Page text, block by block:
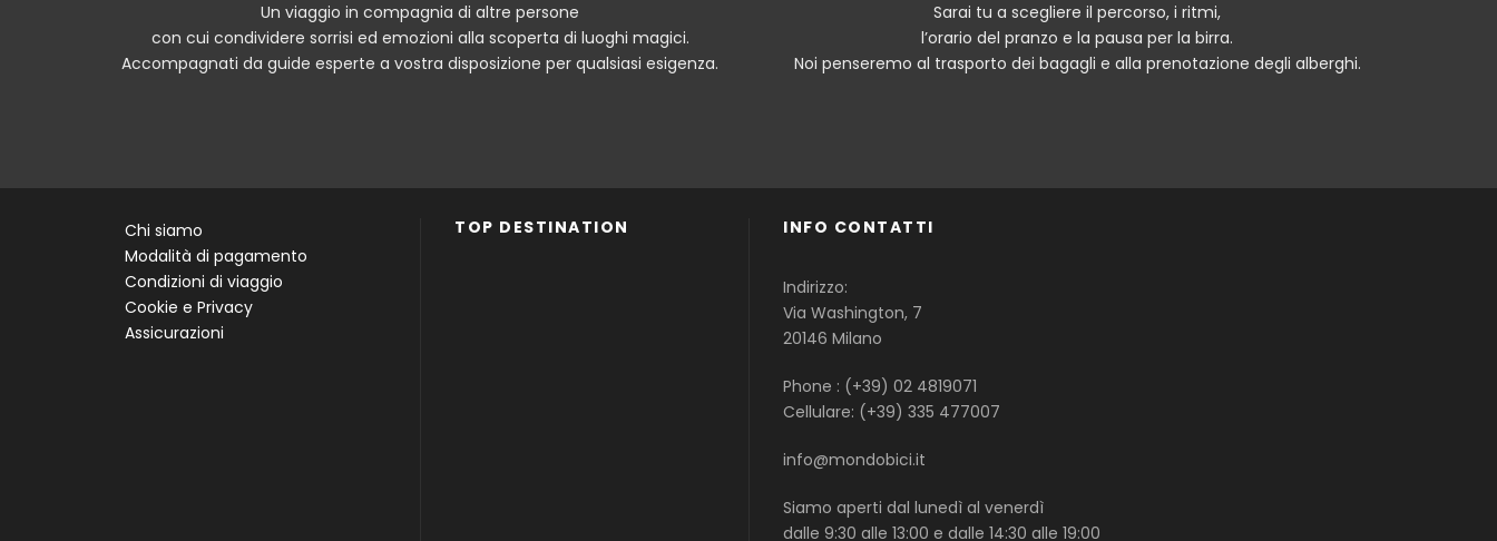
Un viaggio in compagnia di altre persone
con cui condividere sorrisi ed emozioni alla scoperta di luoghi magici.
Accompagnati da guide esperte a vostra disposizione per qualsiasi esigenza.
Sarai tu a scegliere il percorso, i ritmi,
l’orario del pranzo e la pausa per la birra.
Noi penseremo al trasporto dei bagagli e alla prenotazione degli alberghi.
Chi siamo
Modalità di pagamento
Condizioni di viaggio
Cookie e Privacy
Assicurazioni
TOP DESTINATION INFO CONTATTI
Indirizzo:
Via Washington, 7
20146 Milano
Phone : (+39) 02 4819071
Cellulare: (+39) 335 477007
info@mondobici.it
Siamo aperti dal lunedì al venerdì
dalle 9:30 alle 13:00 e dalle 14:30 alle 19:00